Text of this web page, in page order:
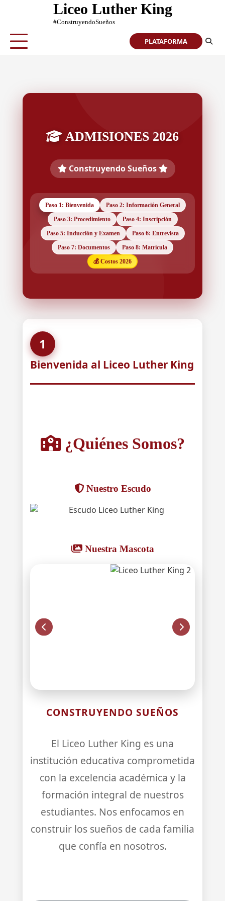
Liceo Luther King
#ConstruyendoSueños
PLATAFORMA
ADMISIONES 2026
Construyendo Sueños
Paso 1: Bienvenida
Paso 2: Información General
Paso 3: Procedimiento
Paso 4: Inscripción
Paso 5: Inducción y Examen
Paso 6: Entrevista
Paso 7: Documentos
Paso 8: Matrícula
💰 Costos 2026
1
Bienvenida al Liceo Luther King
¿Quiénes Somos?
Nuestro Escudo
Nuestra Mascota
CONSTRUYENDO SUEÑOS
El Liceo Luther King es una
institución educativa comprometida
con la excelencia académica y la
formación integral de nuestros
estudiantes. Nos enfocamos en
construir los sueños de cada familia
que confía en nosotros.